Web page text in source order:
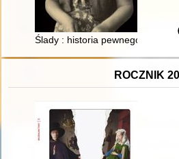
Ślady : historia pewnego
ROCZNIK